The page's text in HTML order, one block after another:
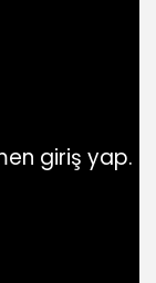
giriş yap.